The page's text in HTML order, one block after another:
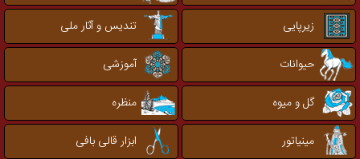
زیرپایی
تندیس و آثار ملی
حیوانات
آموزشی
گل و میوه
منظره
مینیاتور
ابزار قالی بافی